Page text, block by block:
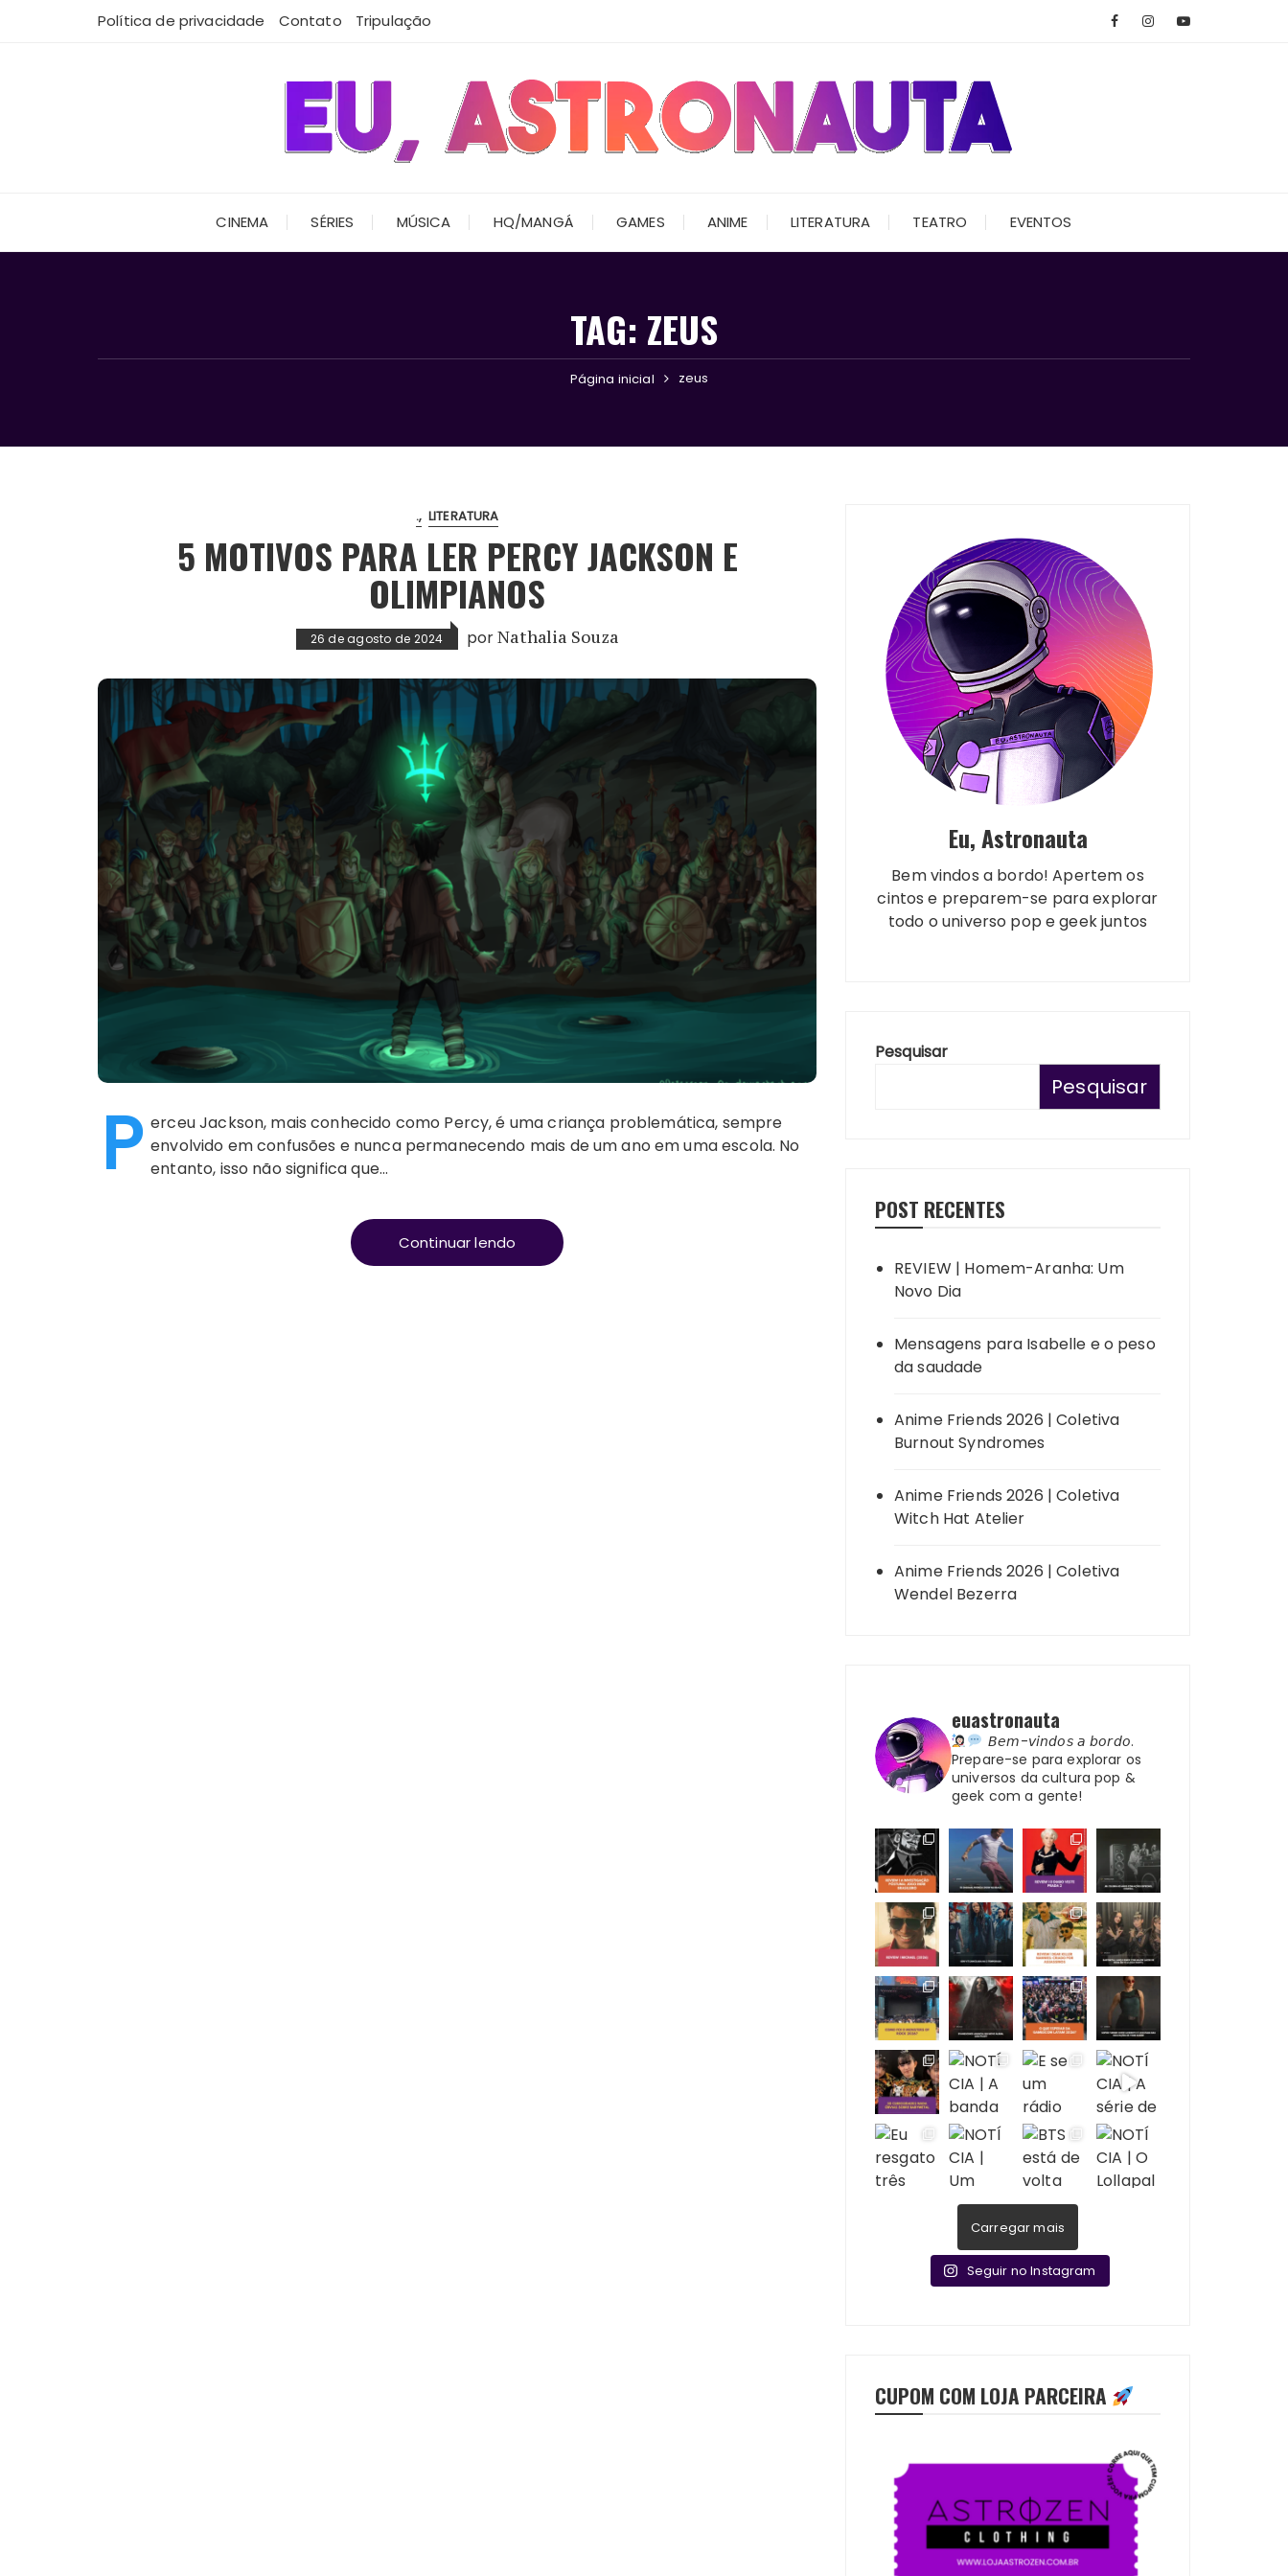
Política de privacidade Contato Tripulação
CINEMA SÉRIES MÚSICA HQ/MANGÁ GAMES ANIME LITERATURA TEATRO EVENTOS
TAG: ZEUS
Página inicial zeus
. LITERATURA
5 MOTIVOS PARA LER PERCY JACKSON E
OLIMPIANOS
26 de agosto de 2024 porNathalia Souza
P erceu Jackson, mais conhecido como Percy, é uma criança problemática, sempre
envolvido em confusões e nunca permanecendo mais de um ano em uma escola. No
entanto, isso não significa que…
Continuar lendo
Eu, Astronauta
Bem vindos a bordo! Apertem os
cintos e preparem-se para explorar
todo o universo pop e geek juntos
Pesquisar
Pesquisar
POST RECENTES
REVIEW | Homem-Aranha: Um
Novo Dia
Mensagens para Isabelle e o peso
da saudade
Anime Friends 2026 | Coletiva
Burnout Syndromes
Anime Friends 2026 | Coletiva
Witch Hat Atelier
Anime Friends 2026 | Coletiva
Wendel Bezerra
euastronauta
𝘉𝘦𝘮-𝘷𝘪𝘯𝘥𝘰𝘴 𝘢 𝘣𝘰𝘳𝘥𝘰.
Prepare-se para explorar os
universos da cultura pop &
geek com a gente!
Carregar mais
Seguir no Instagram
CUPOM COM LOJA PARCEIRA